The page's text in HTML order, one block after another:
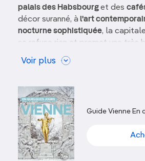
palais des Habsbourget des
décor suranné, à l'art
nocturne sophistiquée, la
se refuse rien et promet une très
Vienne, de par son noble passé, a
gigantesques nous viennent
l'esprit, au son de
ou Brahms, et sur fond
et Kokoschka. Il ne faut
dynamisme de la Vienne
intéressante que surprenante,
artistiques modernes
Voir plus
Guide Vienne En